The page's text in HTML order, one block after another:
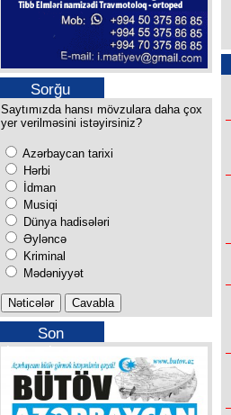
Sorğu
Saytımızda hansı mövzulara daha çox
yer verilməsini istəyirsiniz?
Azərbaycan tarixi
Hərbi
İdman
Musiqi
Dünya hadisələri
Əyləncə
Kriminal
Mədəniyyət
Son
buraxılışımız